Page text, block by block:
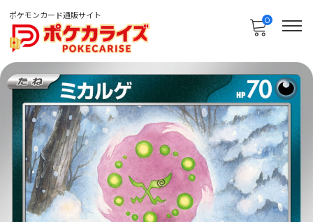
ポケモンカード通販サイト 0